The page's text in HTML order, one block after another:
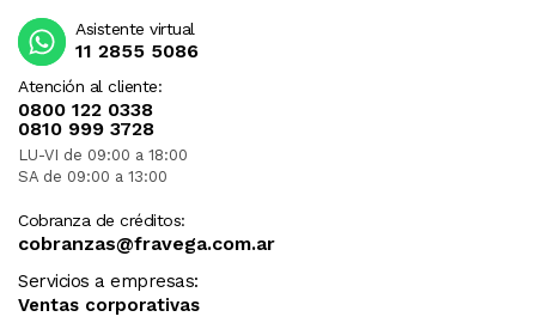
Atención al cliente:
0800 122 0338
0810 999 3728
LU-VI de 09:00 a 18:00
SA de 09:00 a 13:00
Cobranza de créditos:
cobranzas@fravega.com.ar
Servicios a empresas:
Ventas corporativas
Asistente virtual
11 2855 5086